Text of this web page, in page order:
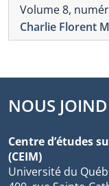
Volume 8,
Charlie Florent
NOUS
Centre d’études
(CEIM)
Université du